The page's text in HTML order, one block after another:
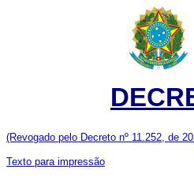
(Revogado pelo Decreto nº 11.252, de
Texto para impressão